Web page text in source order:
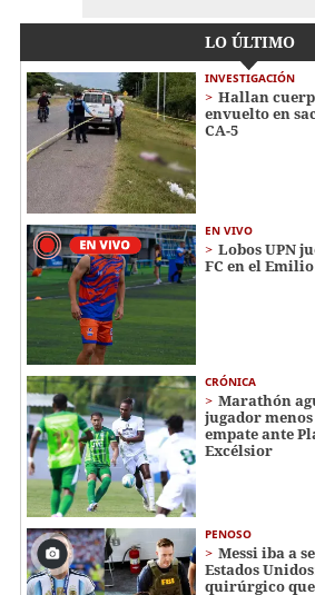
LO ÚLTIMO
INVESTIGACIÓN
Hallan
envuelto en
CA-5
EN VIVO
Lobos UPN
FC en el
CRÓNICA
Marathón
jugador
empate ante
Excélsior
PENOSO
Messi iba a
Estados
quirúrgico